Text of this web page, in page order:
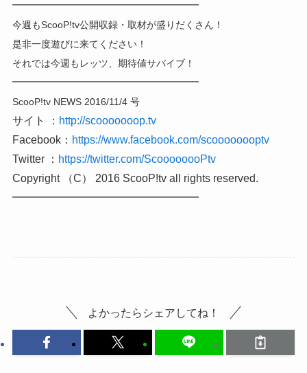
━━━━━━━━━━━━━━━━━
今週もScooP!tv公開収録・取材が盛りだくさん！
是非一度遊びに来てください！
それでは今週もレッツ、期待値サバイブ！
━━━━━━━━━━━━━━━━━
ScooP!tv NEWS 2016/11/4 号
サイト ： http://scooooooop.tv
Facebook： https://www.facebook.com/scoooooooptv
Twitter ： https://twitter.com/ScoooooooPtv
Copyright （C） 2016 ScooP!tv all rights reserved.
━━━━━━━━━━━━━━━━━
よかったらシェアしてね！